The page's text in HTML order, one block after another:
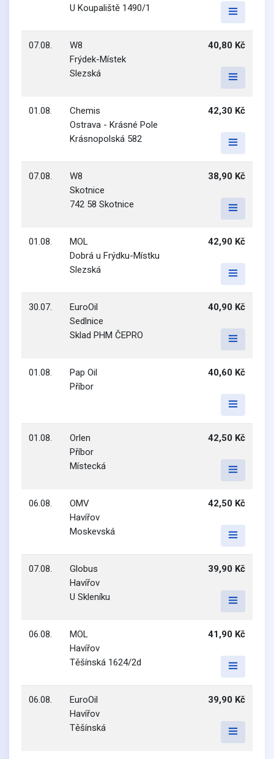
U Koupaliště 1490/1
07.08.
W8
Frýdek-Místek
Slezská
40,80 Kč
01.08.
Chemis
Ostrava - Krásné Pole
Krásnopolská 582
42,30 Kč
07.08.
W8
Skotnice
742 58 Skotnice
38,90 Kč
01.08.
MOL
Dobrá u Frýdku-Místku
Slezská
42,90 Kč
30.07.
EuroOil
Sedlnice
Sklad PHM ČEPRO
40,90 Kč
01.08.
Pap Oil
Příbor
40,60 Kč
01.08.
Orlen
Příbor
Místecká
42,50 Kč
06.08.
OMV
Havířov
Moskevská
42,50 Kč
07.08.
Globus
Havířov
U Skleníku
39,90 Kč
06.08.
MOL
Havířov
Těšínská 1624/2d
41,90 Kč
06.08.
EuroOil
Havířov
Těšínská
39,90 Kč